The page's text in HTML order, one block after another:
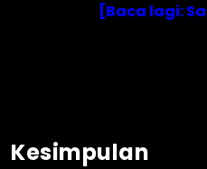
[Baca lagi:
Kesimpulan